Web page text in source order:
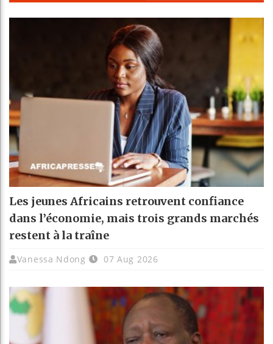
Les jeunes Africains retrouvent confiance
dans l’économie, mais trois grands marchés
restent à la traîne
Vanessa Ndong 07 Aug 2026